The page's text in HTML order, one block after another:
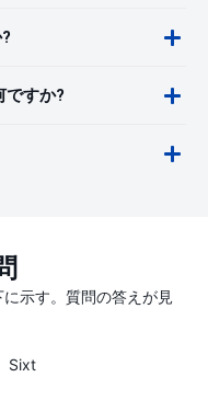
ですか?
示す。質問の答えが見
Sixt